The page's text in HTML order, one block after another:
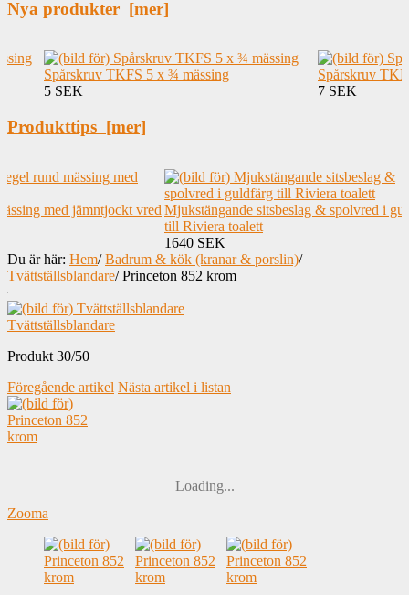
Nya produkter [mer]
Spårskruv TKFS 5 x ¾ mässing
5 SEK
Spårskruv
7 SEK
Produkttips [mer]
med jämntjockt vred Mjukstängande sitsbeslag & spolvred i
till Riviera toalett
1640 SEK
Du är här: Hem/ Badrum & kök (kranar & porslin)/
Tvättställsblandare/Princeton 852 krom
Tvättställsblandare
Produkt 30/50
Föregående artikel Nästa artikel i listan
Loading...
Zooma